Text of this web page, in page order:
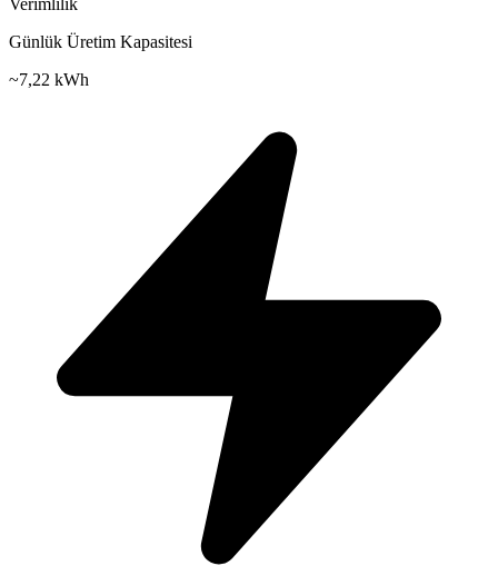
Günlük Üretim Kapasitesi
~7,22 kWh